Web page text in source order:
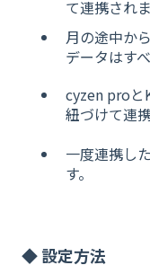
て連携されま
月の途中か
データはす
cyzen proと
紐づけて連
一度連携し
す。
◆ 設定方法